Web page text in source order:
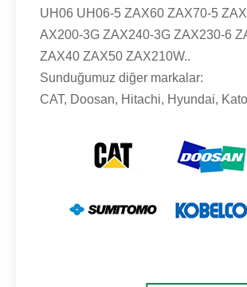
UH06 UH06-5 ZAX60 ZAX70-5
AX200-3G ZAX240-3G ZAX230-6
ZAX40 ZAX50 ZAX210W..
Sunduğumuz diğer markalar:
CAT, Doosan, Hitachi, Hyundai,